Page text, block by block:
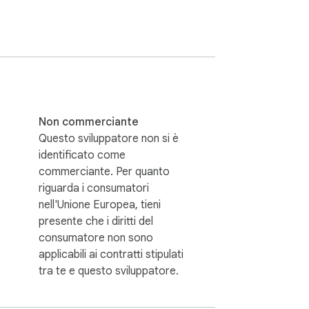
specificamente intorno al modo in cui
e facile da controllare.
Non commerciante
Questo sviluppatore non si è
identificato come
commerciante. Per quanto
riguarda i consumatori
nell'Unione Europea, tieni
presente che i diritti del
consumatore non sono
applicabili ai contratti stipulati
tra te e questo sviluppatore.